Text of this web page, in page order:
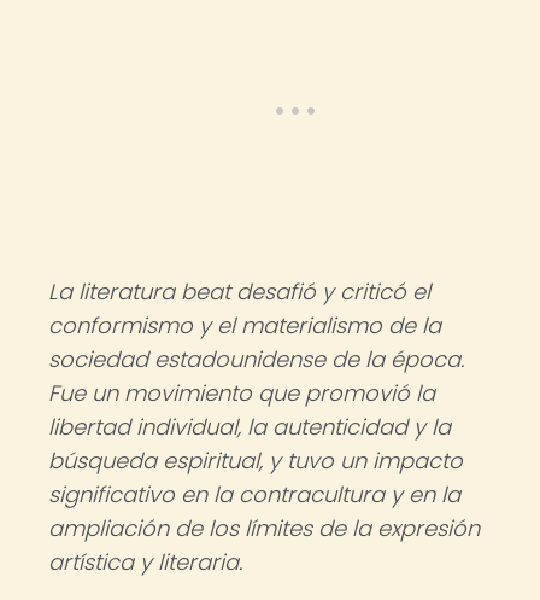
La literatura beat desafió y criticó el
conformismo y el materialismo de la
sociedad estadounidense de la época.
Fue un movimiento que promovió la
libertad individual, la autenticidad y la
búsqueda espiritual, y tuvo un impacto
significativo en la contracultura y en la
ampliación de los límites de la expresión
artística y literaria.